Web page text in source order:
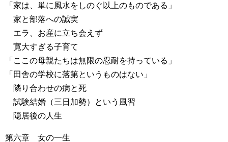
「家は、単に風水をしのぐ以上のものである」
家と部落への誠実
エラ、お産に立ち会えず
寛大すぎる子育て
「ここの母親たちは無限の忍耐を持っている」
「田舎の学校に落第というものはない」
隣り合わせの病と死
試験結婚（三日加勢）という風習
隠居後の人生
第六章 女の一生